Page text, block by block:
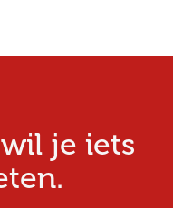
je iets